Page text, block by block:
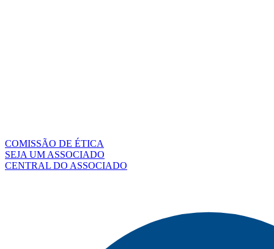
COMISSÃO DE ÉTICA
SEJA UM ASSOCIADO
CENTRAL DO ASSOCIADO